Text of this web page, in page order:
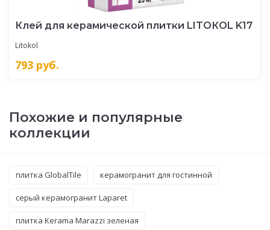
Клей для керамической плитки LITOКOL K17
Litokol
793 руб.
Похожие и популярные
коллекции
плитка GlobalTile керамогранит для гостинной
серый керамогранит Laparet
плитка Kerama Marazzi зеленая